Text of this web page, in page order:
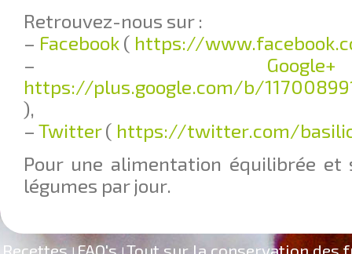
Retrouvez-nous sur :
– Facebook ( https://
–
https://plus.google.com/b/
),
– Twitter( https://twitter.com/
Pour une alimentation équilibrée
légumes par jour.
Recettes FAQ's Tout sur la conservation des